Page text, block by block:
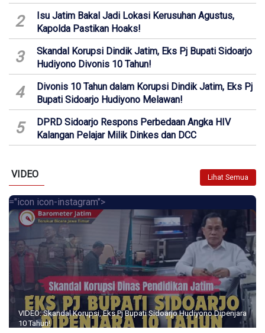
2
Isu Jatim Bakal Jadi Lokasi Kerusuhan Agustus,
Kapolda Pastikan Hoaks!
3
Skandal Korupsi Dindik Jatim, Eks Pj Bupati Sidoarjo
Hudiyono Divonis 10 Tahun!
4
Divonis 10 Tahun dalam Korupsi Dindik Jatim, Eks Pj
Bupati Sidoarjo Hudiyono Melawan!
5
DPRD Sidoarjo Respons Perbedaan Angka HIV
Kalangan Pelajar Milik Dinkes dan DCC
VIDEO Lihat Semua
="icon icon-instagram">
VIDEO: Skandal Korupsi, Eks Pj Bupati Sidoarjo Hudiyono Dipenjara
10 Tahun!